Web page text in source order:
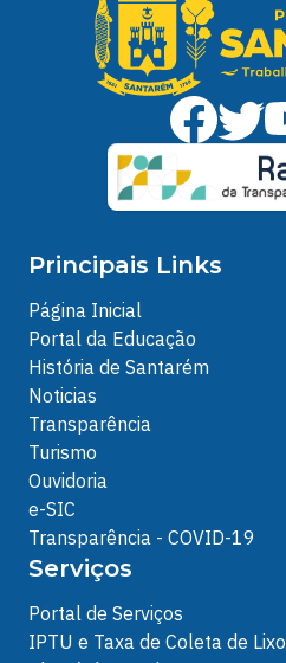
Principais Links
Página Inicial
Portal da Educação
História de Santarém
Noticias
Transparência
Turismo
Ouvidoria
e-SIC
Transparência - COVID-19
Serviços
Portal de Serviços
IPTU e Taxa de Coleta de Lixo